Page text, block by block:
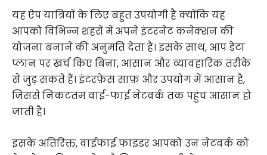
यह ऐप यात्रियों के लिए बहुत उपयोगी है क्योंकि यह
आपको विभिन्न शहरों में अपने इंटरनेट कनेक्शन की
योजना बनाने की अनुमति देता है। इसके साथ, आप डेटा
प्लान पर खर्च किए बिना, आसान और व्यावहारिक तरीके
से जुड़ सकते हैं। इंटरफ़ेस साफ़ और उपयोग में आसान है,
जिससे निकटतम वाई-फाई नेटवर्क तक पहुंच आसान हो
जाती है।
इसके अतिरिक्त, वाईफाई फाइंडर आपको उन नेटवर्क को